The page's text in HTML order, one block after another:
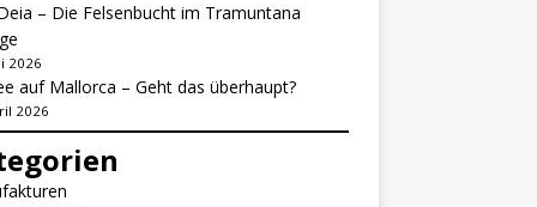
– Die Felsenbucht im Tramuntana
2026
auf Mallorca – Geht das überhaupt?
2026